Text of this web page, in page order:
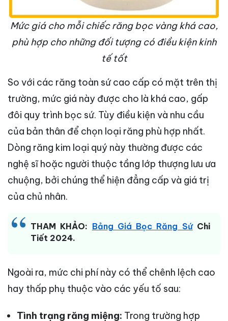
Mức giá cho mỗi chiếc răng bọc vàng khá cao,
phù hợp cho những đối tượng có điều kiện kinh
tế tốt
So với các răng toàn sứ cao cấp có mặt trên thị
trường, mức giá này được cho là khá cao, gấp
đôi quy trình bọc sứ. Tùy điều kiện và nhu cầu
của bản thân để chọn loại răng phù hợp nhất.
Dòng răng kim loại quý này thường được các
nghệ sĩ hoặc người thuộc tầng lớp thượng lưu ưa
chuộng, bởi chúng thể hiện đẳng cấp và giá trị
của chủ nhân.
THAM KHẢO: Bảng Giá Bọc Răng SứChi
Tiết 2024.
Ngoài ra, mức chi phí này có thể chênh lệch cao
hay thấp phụ thuộc vào các yếu tố sau:
Tình trạng răng miệng: Trong trường hợp